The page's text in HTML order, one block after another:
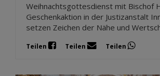
Weihnachtsgottesdienst mit Bischof
Geschenkaktion in der Justizanstalt
setzen Zeichen der Nähe und
Teilen Teilen Teilen